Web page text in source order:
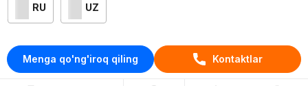
Menga qo'ng'iroq qiling Kontaktlar
RU UZ
Kontaktlar
loyiha haqida